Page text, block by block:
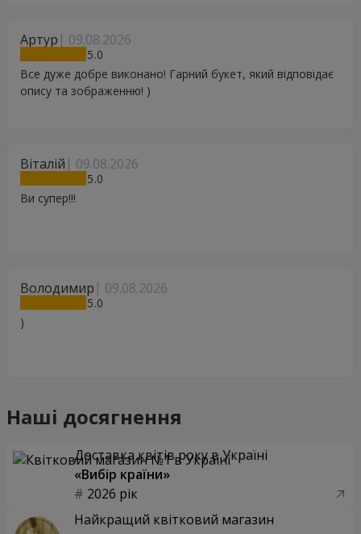
Артур 09.08.2026
5
Все дуже добре виконано! Гарний букет, який відповідає
опису та зображенню! )
Віталій 09.08.2026
5
Ви супер!!!
Володимир 09.08.2026
5
)
Наші досягнення
Доставка квітів року в Україні
«Вибір країни»
2026 рік
Найкращий квітковий магазин